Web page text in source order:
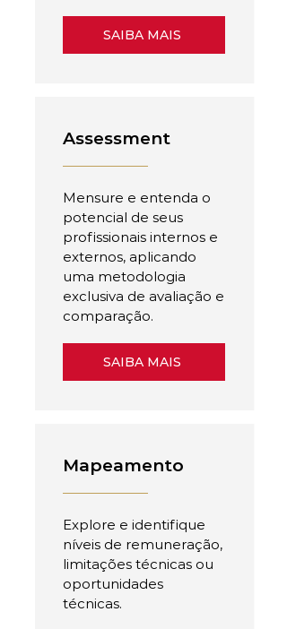
SAIBA MAIS
Assessment
Mensure e entenda o
potencial de seus
profissionais internos e
externos, aplicando
uma metodologia
exclusiva de avaliação e
comparação.
SAIBA MAIS
Mapeamento
Explore e identifique
níveis de remuneração,
limitações técnicas ou
oportunidades
técnicas.